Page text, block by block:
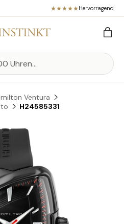
Hervorragend
Ventura
H24585331
springen